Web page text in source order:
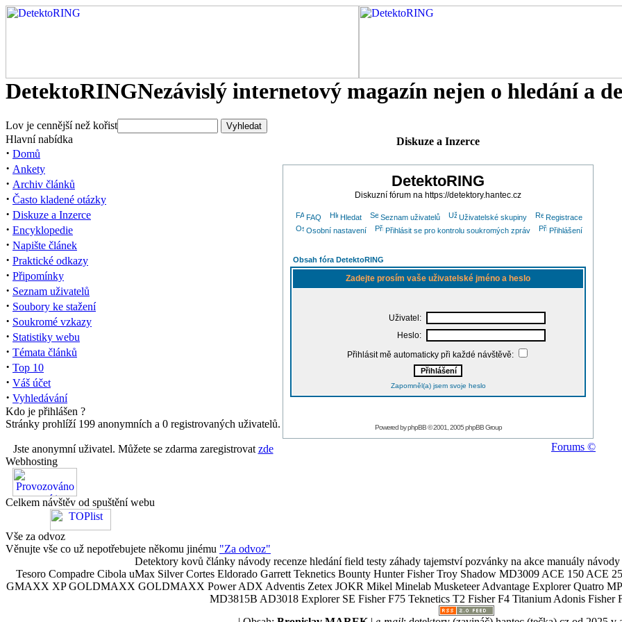
DetektoRINGNezávislý internetový magazín nejen o hledání a
Lov je cennější než kořist
Hlavní nabídka
· Domů
· Ankety
· Archiv článků
· Často kladené otázky
· Diskuze a Inzerce
· Encyklopedie
· Napište článek
· Praktické odkazy
· Připomínky
· Seznam uživatelů
· Soubory ke stažení
· Soukromé vzkazy
· Statistiky webu
· Témata článků
· Top 10
· Váš účet
· Vyhledávání
Kdo je přihlášen ?
Stránky prohlíží 199 anonymních a 0 registrovaných uživatelů.
Jste anonymní uživatel. Můžete se zdarma zaregistrovat zde
Webhosting
Celkem návštěv od spuštění webu
Vše za odvoz
Věnujte vše co už nepotřebujete někomu jinému "Za odvoz"
Diskuze a Inzerce
DetektoRING
Diskuzní fórum na https://detektory.hantec.cz
FAQ Hledat Seznam uživatelů Uživatelské skupiny
Registrace
Osobní nastavení
Přihlásit se pro kontrolu soukromých zpráv Přihlášení
Obsah fóra DetektoRING
Zadejte prosím vaše uživatelské jméno a heslo
Uživatel:
Heslo:
Přihlásit mě automaticky při každé návštěvě:
Zapomněl(a) jsem svoje heslo
Powered byphpBB© 2001, 2005 phpBB Group
Forums ©
Detektory kovů články návody recenze hledání field testy záhady tajemství pozvánky na akce manuály
Tesoro Compadre Cibola uMax Silver Cortes Eldorado Garrett Teknetics Bounty Hunter Fisher Troy Shadow MD3009 ACE 150 ACE
GMAXX XP GOLDMAXX GOLDMAXX Power ADX Adventis Zetex JOKR Mikel Minelab Musketeer Advantage Explorer Quatro
MD3815B AD3018 Explorer SE Fisher F75 Teknetics T2 Fisher F4 Titanium Adonis Fisher